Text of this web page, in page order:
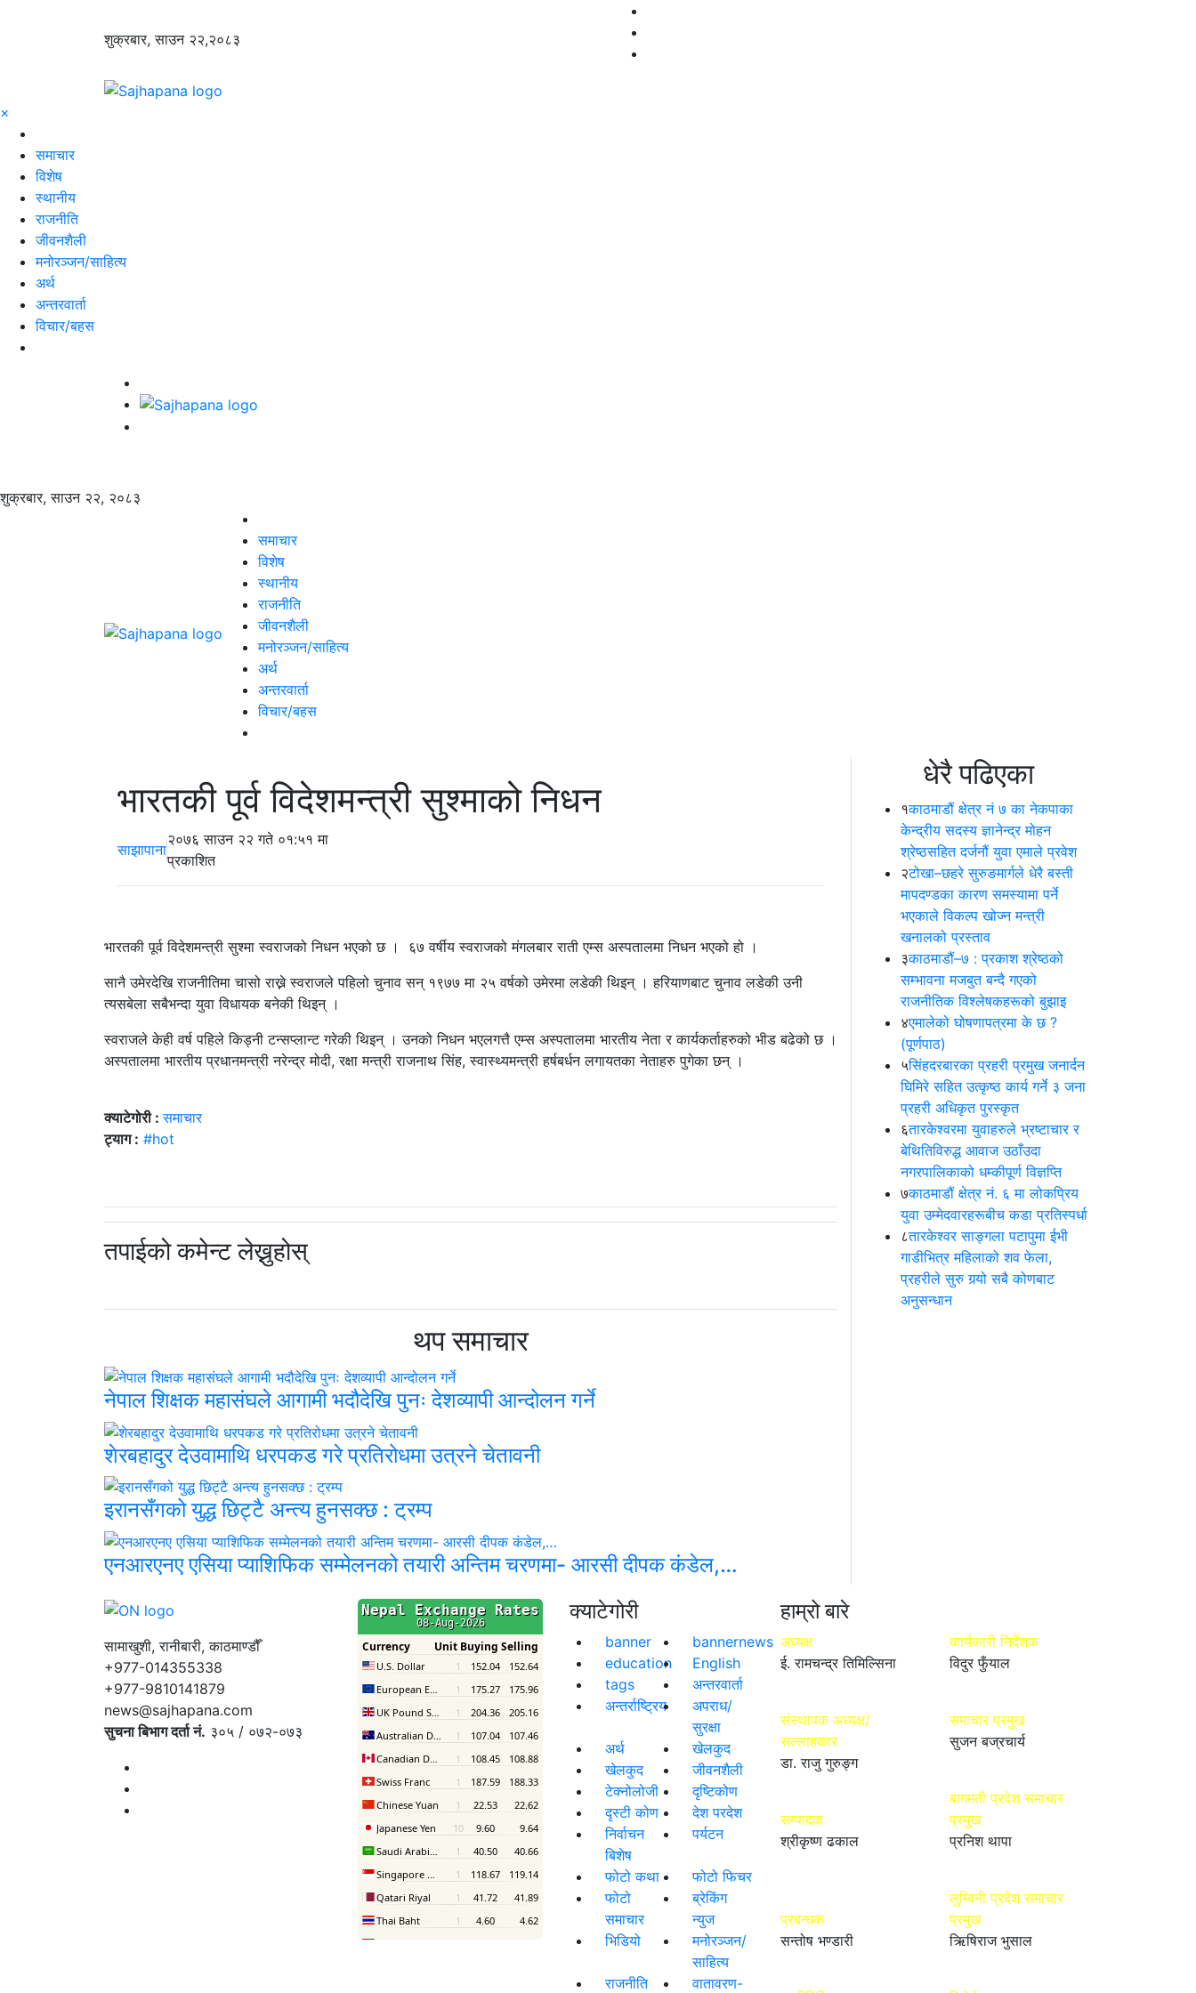
शुक्रबार, साउन २२,२०८३
×
समाचार
विशेष
स्थानीय
राजनीति
जीवनशैली
मनोरञ्जन/साहित्य
अर्थ
अन्तरवार्ता
विचार/बहस
शुक्रबार, साउन २२, २०८३
समाचार
विशेष
स्थानीय
राजनीति
जीवनशैली
मनोरञ्जन/साहित्य
अर्थ
अन्तरवार्ता
विचार/बहस
भारतकी पूर्व विदेशमन्त्री सुश्माको निधन
साझापाना
२०७६ साउन २२ गते ०१:५१ मा
प्रकाशित
भारतकी पूर्व विदेशमन्त्री सुश्मा स्वराजको निधन भएको छ । ६७ वर्षीय स्वराजको मंगलबार राती एम्स अस्पतालमा निधन भएको हो ।
सानै उमेरदेखि राजनीतिमा चासो राख्ने स्वराजले पहिलो चुनाव सन् १९७७ मा २५ वर्षको उमेरमा लडेकी थिइन् । हरियाणबाट चुनाव लडेकी उनी
त्यसबेला सबैभन्दा युवा विधायक बनेकी थिइन् ।
स्वराजले केही वर्ष पहिले किड्नी टन्सप्लान्ट गरेकी थिइन् । उनको निधन भएलगत्तै एम्स अस्पतालमा भारतीय नेता र कार्यकर्ताहरुको भीड बढेको छ ।
अस्पतालमा भारतीय प्रधानमन्त्री नरेन्द्र मोदी, रक्षा मन्त्री राजनाथ सिंह, स्वास्थ्यमन्त्री हर्षबर्धन लगायतका नेताहरु पुगेका छन् ।
क्याटेगोरी :समाचार
ट्याग : #hot
तपाईको कमेन्ट लेख्नुहोस्
थप समाचार
नेपाल शिक्षक महासंघले आगामी भदौदेखि पुनः देशव्यापी आन्दोलन गर्ने
शेरबहादुर देउवामाथि धरपकड गरे प्रतिरोधमा उत्रने चेतावनी
इरानसँगको युद्ध छिट्टै अन्त्य हुनसक्छ : ट्रम्प
एनआरएनए एसिया प्याशिफिक सम्मेलनको तयारी अन्तिम चरणमा- आरसी दीपक कंडेल,…
धेरै पढिएका
१काठमाडौं क्षेत्र नं ७ का नेकपाका
केन्द्रीय सदस्य ज्ञानेन्द्र मोहन
श्रेष्ठसहित दर्जनौं युवा एमाले प्रवेश
२टोखा–छहरे सुरुङमार्गले धेरै बस्ती
मापदण्डका कारण समस्यामा पर्ने
भएकाले विकल्प खोज्न मन्त्री
खनालको प्रस्ताव
३काठमाडौं–७ : प्रकाश श्रेष्ठको
सम्भावना मजबुत बन्दै गएको
राजनीतिक विश्लेषकहरूको बुझाइ
४एमालेको घोषणापत्रमा के छ ?
(पूर्णपाठ)
५सिंहदरबारका प्रहरी प्रमुख जनार्दन
घिमिरे सहित उत्कृष्ठ कार्य गर्ने ३ जना
प्रहरी अधिकृत पुरस्कृत
६तारकेश्वरमा युवाहरुले भ्रष्टाचार र
बेथितिविरुद्ध आवाज उठाँउदा
नगरपालिकाको धम्कीपूर्ण विज्ञप्ति
७काठमाडौं क्षेत्र नं. ६ मा लोकप्रिय
युवा उम्मेदवारहरूबीच कडा प्रतिस्पर्धा
८तारकेश्वर साङ्गला पटापुमा ईभी
गाडीभित्र महिलाको शव फेला,
प्रहरीले सुरु गर्‍यो सबै कोणबाट
अनुसन्धान
सामाखुशी, रानीबारी, काठमाण्डौँ
+977-014355338
+977-9810141879
news@sajhapana.com
सुचना बिभाग दर्ता नं. ३०५ / ०७२-०७३
क्याटेगोरी
banner
bannernews
education
English
tags
अन्तरवार्ता
अन्तर्राष्ट्रिय
अपराध/
सुरक्षा
अर्थ
खेलकुद
खेलकुद
जीवनशैली
टेक्नोलोजी
दृष्टिकोण
दृस्टी कोण
देश परदेश
निर्वाचन
बिशेष
पर्यटन
फोटो कथा
फोटो फिचर
फोटो
समाचार
ब्रेकिंग
न्युज
भिडियो
मनोरञ्जन/
साहित्य
राजनीति
वातावरण-
हाम्रो बारे
अध्यक्ष
ई. रामचन्द्र तिमिल्सिना
संस्थापक अध्यक्ष/
सल्लाहकार
डा. राजु गुरुङ्ग
सम्पादक
श्रीकृष्ण ढकाल
प्रबन्धक
सन्तोष भण्डारी
कार्यकारी निर्देशक
विदुर फुँयाल
समाचार प्रमुख
सुजन बज्रचार्य
बागमती प्रदेश समाचार
प्रमुख
प्रनिश थापा
लुम्बिनी प्रदेश समाचार
प्रमुख
ऋिषिराज भुसाल